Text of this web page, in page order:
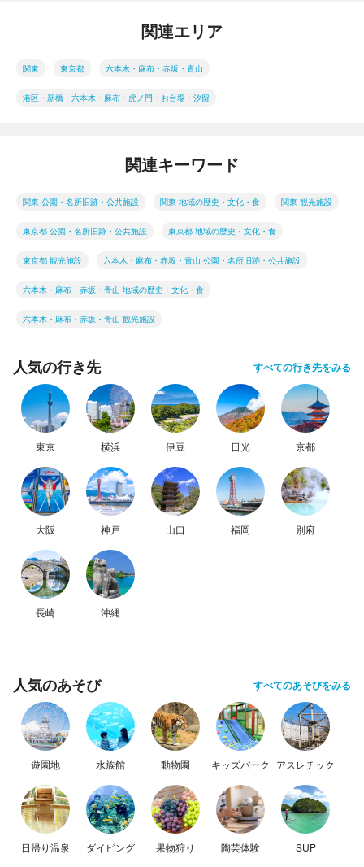
関連エリア
関東 東京都 六本木・麻布・赤坂・青山
港区・新橋・六本木・麻布・虎ノ門・お台場・汐留
関連キーワード
関東 公園・名所旧跡・公共施設 関東 地域の歴史・文化・食 関東 観光施設
東京都 公園・名所旧跡・公共施設 東京都 地域の歴史・文化・食
東京都 観光施設 六本木・麻布・赤坂・青山 公園・名所旧跡・公共施設
六本木・麻布・赤坂・青山 地域の歴史・文化・食
六本木・麻布・赤坂・青山 観光施設
人気の行き先 すべての行き先をみる
東京 横浜 伊豆 日光 京都
大阪 神戸 山口 福岡 別府
長崎 沖縄
人気のあそび すべてのあそびをみる
遊園地 水族館 動物園 キッズパーク アスレチック
日帰り温泉 ダイビング 果物狩り 陶芸体験 SUP